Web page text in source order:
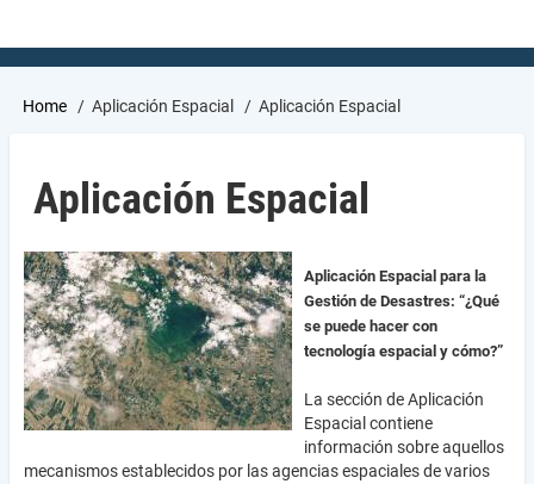
Breadcrumb
Home Aplicación Espacial Aplicación Espacial
Aplicación Espacial
Aplicación Espacial para la
Gestión de Desastres: “¿Qué
se puede hacer con
tecnología espacial y cómo?”
La sección de Aplicación
Espacial contiene
información sobre aquellos
mecanismos establecidos por las agencias espaciales de varios